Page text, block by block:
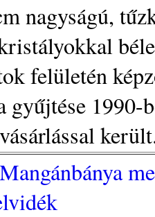
nagyságú,
felületén
1990-
Mangánbánya